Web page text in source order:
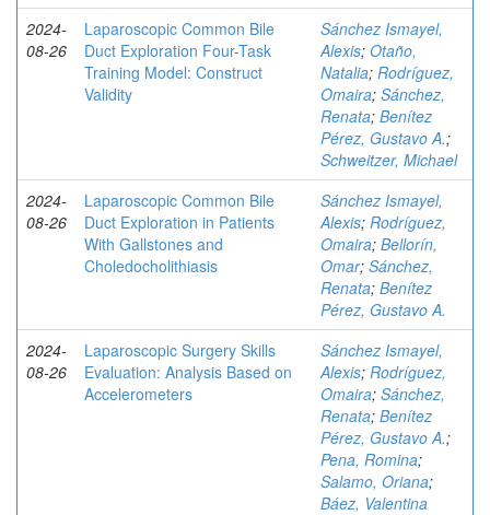
2024-
08-26
Laparoscopic Common Bile
Duct Exploration Four-Task
Training Model: Construct
Validity
Sánchez Ismayel,
Alexis; Otaño,
Natalia; Rodríguez,
Omaira; Sánchez,
Renata; Benítez
Pérez, Gustavo A.;
Schweitzer, Michael
2024-
08-26
Laparoscopic Common Bile
Duct Exploration in Patients
With Gallstones and
Choledocholithiasis
Sánchez Ismayel,
Alexis; Rodríguez,
Omaira; Bellorín,
Omar; Sánchez,
Renata; Benítez
Pérez, Gustavo A.
2024-
08-26
Laparoscopic Surgery Skills
Evaluation: Analysis Based on
Accelerometers
Sánchez Ismayel,
Alexis; Rodríguez,
Omaira; Sánchez,
Renata; Benítez
Pérez, Gustavo A.;
Pena, Romina;
Salamo, Oriana;
Báez, Valentina